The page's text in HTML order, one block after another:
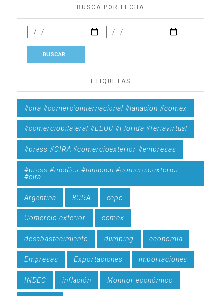
BUSCÁ POR FECHA
ETIQUETAS
#cira #comerciointernacional #lanacion #comex
#comerciobilateral #EEUU #Florida #feriavirtual
#press #CIRA #comercioexterior #empresas
#press #medios #lanacion #comercioexterior
#cira
Argentina BCRA cepo
Comercio exterior comex
desabastecimiento dumping economía
Empresas Exportaciones importaciones
INDEC inflación Monitor económico